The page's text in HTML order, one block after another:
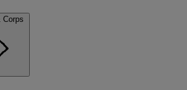
Corps